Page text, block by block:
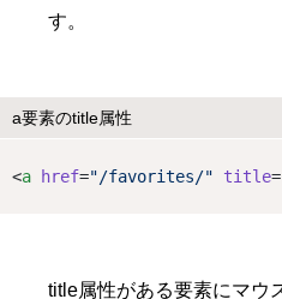
す。
a要素のtitle属性
<a href="/favorites/" title=